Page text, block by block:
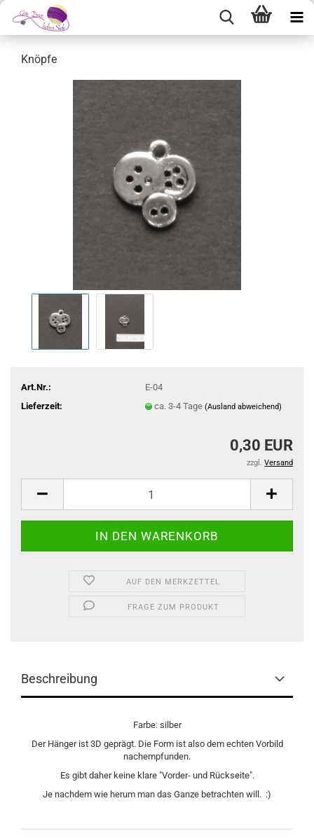
Knöpfe
Art.Nr.:
E-04
Lieferzeit:
ca. 3-4 Tage (Ausland abweichend)
0,30 EUR
zzgl. Versand
AUF DEN MERKZETTEL
FRAGE ZUM PRODUKT
Beschreibung
Farbe: silber
Der Hänger ist 3D geprägt. Die Form ist also dem echten Vorbild
nachempfunden.
Es gibt daher keine klare "Vorder- und Rückseite".
Je nachdem wie herum man das Ganze betrachten will. :)